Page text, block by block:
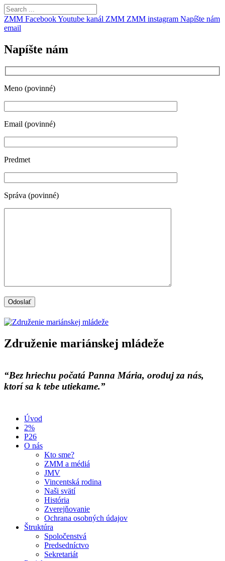
ZMM FacebookYoutube kanál ZMM ZMM instagram Napíšte nám
email
Napíšte nám
Meno (povinné)
Email (povinné)
Predmet
Správa (povinné)
Združenie mariánskej mládeže
“Bez hriechu počatá Panna Mária, oroduj za nás,
ktorí sa k tebe utiekame.”
Úvod
2%
P26
O nás
Kto sme?
ZMM a médiá
JMV
Vincentská rodina
Naši svätí
História
Zverejňovanie
Ochrana osobných údajov
Štruktúra
Spoločenstvá
Predsedníctvo
Sekretariát